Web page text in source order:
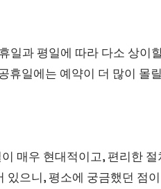
일과 평일에 따라 다소 상이
휴일에는 예약이 더 많이 몰
매우 현대적이고, 편리한
있으니, 평소에 궁금했던 점